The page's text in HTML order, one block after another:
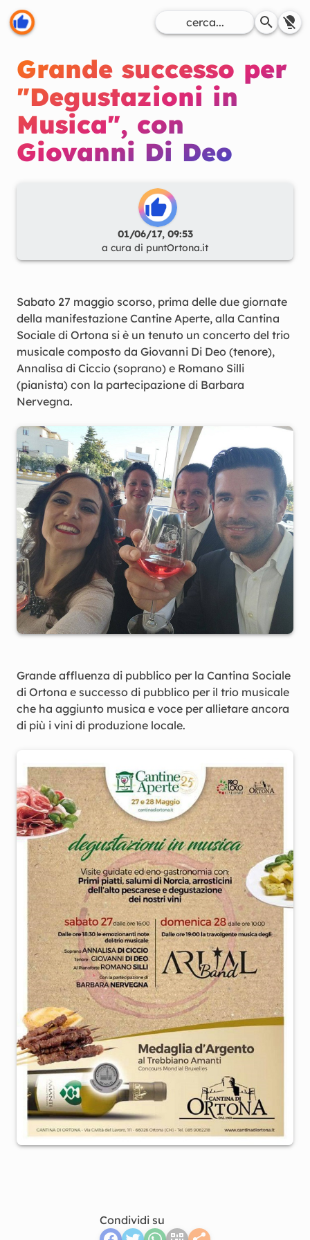
Grande successo per
"Degustazioni in
Musica", con
Giovanni Di Deo
01/06/17, 09:53
a cura di puntOrtona.it
Sabato 27 maggio scorso, prima delle due giornate
della manifestazione Cantine Aperte, alla Cantina
Sociale di Ortona si è un tenuto un concerto del trio
musicale composto da Giovanni Di Deo (tenore),
Annalisa di Ciccio (soprano) e Romano Silli
(pianista) con la partecipazione di Barbara
Nervegna.
Grande affluenza di pubblico per la Cantina Sociale
di Ortona e successo di pubblico per il trio musicale
che ha aggiunto musica e voce per allietare ancora
di più i vini di produzione locale.
Condividi su